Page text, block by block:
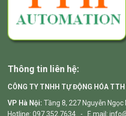
Thông tin liên hệ:
CÔNG TY TNHH TỰ ĐỘNG HÓA TTH
VP Hà Nội: Tầng 8, 227 Nguyễn Ngọc
Hotline: 097 352 7634 - E.mail: